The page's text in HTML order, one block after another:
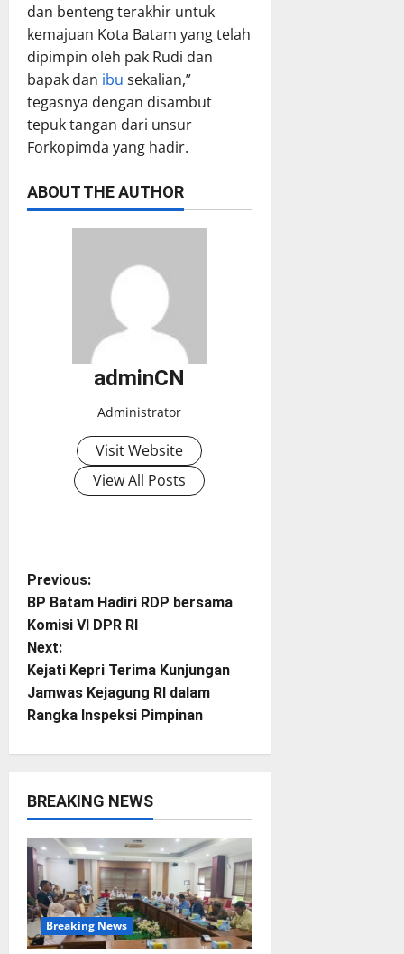
dan benteng terakhir untuk
kemajuan Kota Batam yang telah
dipimpin oleh pak Rudi dan
bapak dan ibu sekalian,”
tegasnya dengan disambut
tepuk tangan dari unsur
Forkopimda yang hadir.
ABOUT THE AUTHOR
adminCN
Administrator
Visit Website
View All Posts
P
o
s
t
v
i
g
a
Previous:
BP Batam Hadiri RDP bersama
Komisi VI DPR RI
Next:
Kejati Kepri Terima Kunjungan
Jamwas Kejagung RI dalam
Rangka Inspeksi Pimpinan
BREAKING NEWS
Breaking News